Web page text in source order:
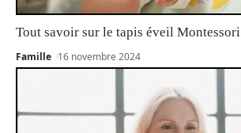
Tout savoir sur le tapis éveil Montessori
Famille 16 novembre 2024